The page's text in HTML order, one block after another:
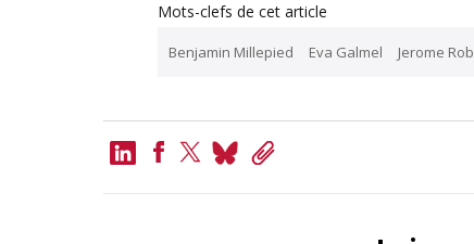
Mots-clefs de cet article
Benjamin Millepied Eva Galmel Jerome
LinkedIn
BlueskyCopy